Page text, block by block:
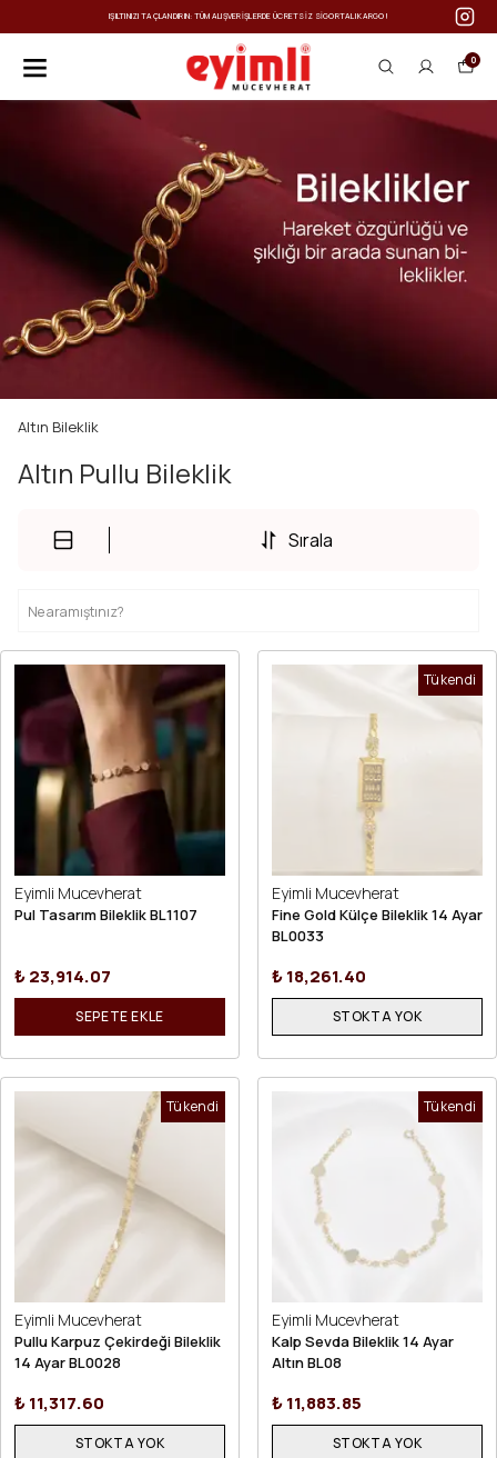
IŞILTINIZI TAÇLANDIRIN: TÜM ALIŞVERIŞLERDE ÜCRETSIZ SIGORTALI KARGO!
0
Altın Bileklik
Altın Pullu Bileklik
Sırala
Eyimli Mucevherat
Pul Tasarım Bileklik BL1107
₺ 23,914.07
SEPETE EKLE
Tükendi
Eyimli Mucevherat
Fine Gold Külçe Bileklik 14 Ayar
BL0033
₺ 18,261.40
STOKTA YOK
Tükendi
Eyimli Mucevherat
Pullu Karpuz Çekirdeği Bileklik
14 Ayar BL0028
₺ 11,317.60
STOKTA YOK
Tükendi
Eyimli Mucevherat
Kalp Sevda Bileklik 14 Ayar
Altın BL08
₺ 11,883.85
STOKTA YOK